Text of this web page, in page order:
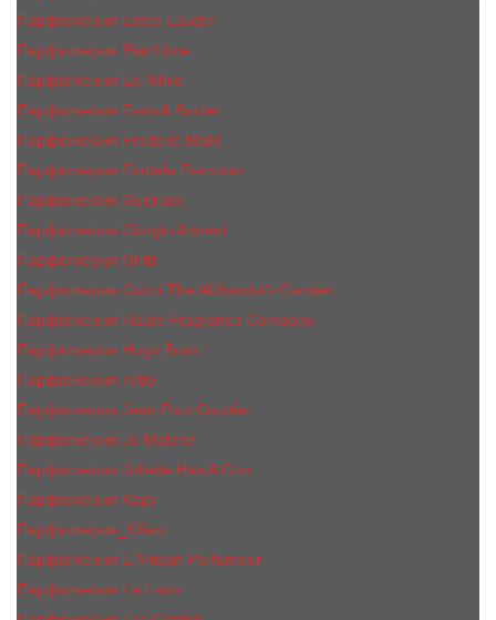
Парфюмерия Estee Lаudеr
Парфюмерия Etat Libre
Парфюмерия Ex Nihilo
Парфюмерия Franck Boclet
Парфюмерия Frеderic Mаlle
Парфюмерия Fontela Premium
Парфюмерия Guerlain
Парфюмерия Giorgio Armani
Парфюмерия Gritti
Парфюмерия Gucci The Alchemist’s Garden.
Парфюмерия Haute Fragrance Company
Парфюмерия Hugo Boss
Парфюмерия Initio
Парфюмерия Jean Paul Gaultier
Парфюмерия Jо Malоnе
Парфюмерия Juliette Has A Gun
Парфюмерия Kajal
Парфюмерия_КiIiаn
Парфюмерия L'Artisan Parfumeur
Парфюмерия Le Labo